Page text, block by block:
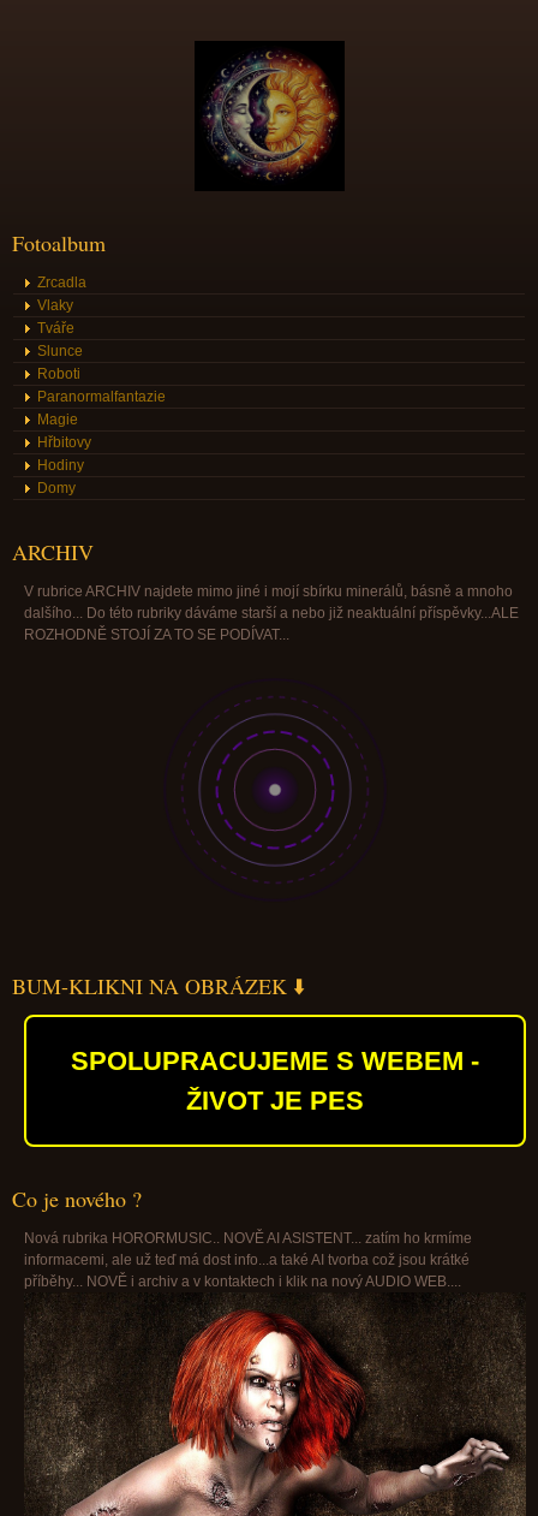
Fotoalbum
Zrcadla
Vlaky
Tváře
Slunce
Roboti
Paranormalfantazie
Magie
Hřbitovy
Hodiny
Domy
ARCHIV
V rubrice ARCHIV najdete mimo jiné i mojí sbírku minerálů, básně a mnoho
dalšího... Do této rubriky dáváme starší a nebo již neaktuální příspěvky...ALE
ROZHODNĚ STOJÍ ZA TO SE PODÍVAT...
BUM-KLIKNI NA OBRÁZEK ⬇️
SPOLUPRACUJEME S WEBEM -
ŽIVOT JE PES
Co je nového ?
Nová rubrika HORORMUSIC.. NOVĚ AI ASISTENT... zatím ho krmíme
informacemi, ale už teď má dost info...a také AI tvorba což jsou krátké
příběhy... NOVĚ i archiv a v kontaktech i klik na nový AUDIO WEB....